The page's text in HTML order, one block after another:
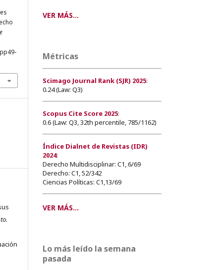
VER MÁS...
Métricas
Scimago Journal Rank (SJR) 2025:
0.24 (Law: Q3)
Scopus Cite Score 2025:
0.6 (Law: Q3, 32th percentile, 785/1162)
Índice Dialnet de Revistas (IDR)
2024:
Derecho Multidisciplinar: C1, 6/69
Derecho: C1, 52/342
Ciencias Políticas: C1,13/69
VER MÁS...
Lo más leído la semana
pasada